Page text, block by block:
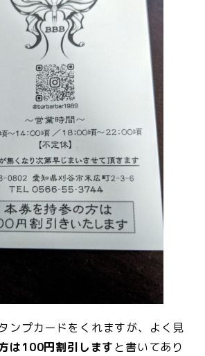
ンプカードをくれますが、よく見
は100円割引しますと書いてあり